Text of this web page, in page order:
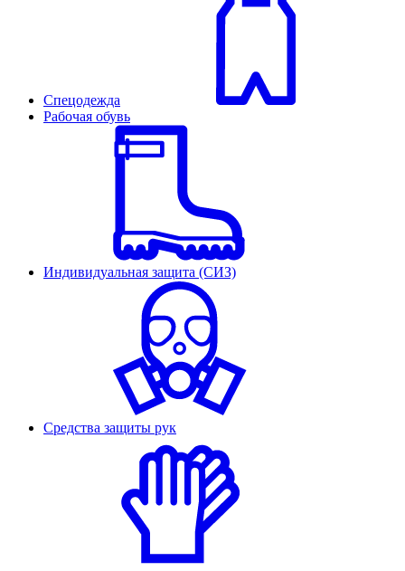
Спецодежда
Рабочая обувь
Индивидуальная защита (СИЗ)
Средства защиты рук